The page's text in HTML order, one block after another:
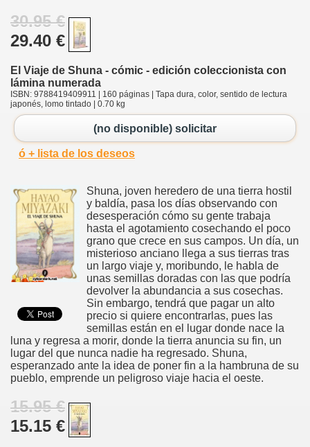
30.95 €
29.40 €
El Viaje de Shuna - cómic - edición coleccionista con
lámina numerada
ISBN: 9788419409911 | 160 páginas | Tapa dura, color, sentido de lectura
japonés, lomo tintado | 0.70 kg
(no disponible) solicitar
ó + lista de los deseos
Shuna, joven heredero de una tierra hostil
y baldía, pasa los días observando con
desesperación cómo su gente trabaja
hasta el agotamiento cosechando el poco
grano que crece en sus campos. Un día, un
misterioso anciano llega a sus tierras tras
un largo viaje y, moribundo, le habla de
unas semillas doradas con las que podría
devolver la abundancia a sus cosechas.
Sin embargo, tendrá que pagar un alto
precio si quiere encontrarlas, pues las
semillas están en el lugar donde nace la
luna y regresa a morir, donde la tierra anuncia su fin, un
lugar del que nunca nadie ha regresado. Shuna,
esperanzado ante la idea de poner fin a la hambruna de su
pueblo, emprende un peligroso viaje hacia el oeste.
15.95 €
15.15 €